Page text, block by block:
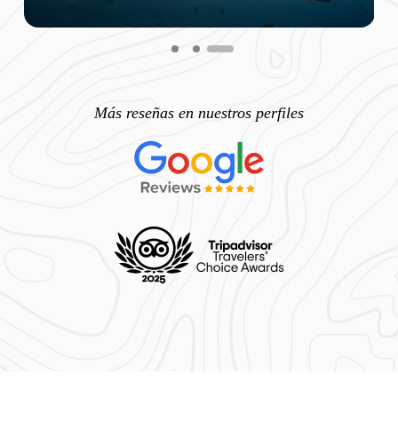
Más reseñas en nuestros perfiles